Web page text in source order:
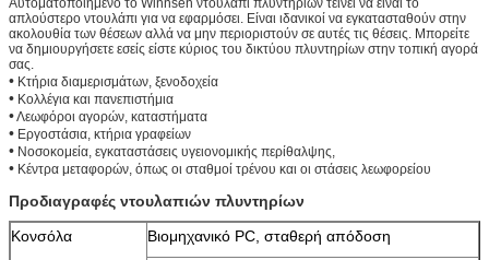
Αφήστε ένα μήνυμα
We bellen je snel terug!
Αυτοματοποιημένο το Winnsen ντουλάπι πλυντηρίων τείνει να είναι το
απλούστερο ντουλάπι για να εφαρμόσει. Είναι ιδανικοί να εγκατασταθούν στην
ακολουθία των θέσεων αλλά να μην περιοριστούν σε αυτές τις θέσεις. Μπορείτε
να δημιουργήσετε εσείς είστε κύριος του δικτύου πλυντηρίων στην τοπική αγορά
σας.
• Κτήρια διαμερισμάτων, ξενοδοχεία
• Κολλέγια και πανεπιστήμια
•Λεωφόροι αγορών, καταστήματα
• Εργοστάσια, κτήρια γραφείων
• Νοσοκομεία, εγκαταστάσεις υγειονομικής περίθαλψης,
• Κέντρα μεταφορών, όπως οι σταθμοί τρένου και οι στάσεις λεωφορείου
Προδιαγραφές ντουλαπιών πλυντηρίων
Κονσόλα
Βιομηχανικό PC, σταθερή απόδοση